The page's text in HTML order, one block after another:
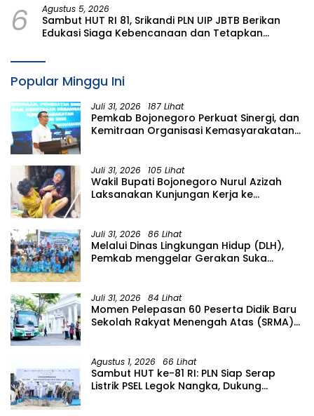
6 Agustus 5, 2026
Sambut HUT RI 81, Srikandi PLN UIP JBTB Berikan
Edukasi Siaga Kebencanaan dan Tetapkan
Kampung Aren Simacan Banyuwangi
Popular Minggu Ini
Juli 31, 2026 187 Lihat
Pemkab Bojonegoro Perkuat Sinergi, dan
Kemitraan Organisasi Kemasyarakatan
Juli 31, 2026 105 Lihat
Wakil Bupati Bojonegoro Nurul Azizah
Laksanakan Kunjungan Kerja ke
Juli 31, 2026 86 Lihat
Melalui Dinas Lingkungan Hidup (DLH),
Pemkab menggelar Gerakan Suka
Juli 31, 2026 84 Lihat
Momen Pelepasan 60 Peserta Didik Baru
Sekolah Rakyat Menengah Atas (SRMA)
Agustus 1, 2026 66 Lihat
Sambut HUT ke-81 RI: PLN Siap Serap
Listrik PSEL Legok Nangka, Dukung